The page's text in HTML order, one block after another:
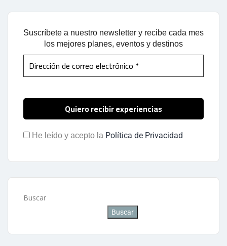
Suscríbete a nuestro newsletter y recibe cada mes
los mejores planes, eventos y destinos
He leído y acepto la Política de Privacidad
Buscar
Buscar